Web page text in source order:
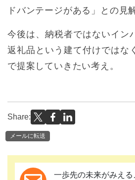
ドバンテージがある」との見
今後は、納税者ではないイン
返礼品という建て付けではな
で提案していきたい考え。
Share:
メールに転送
一歩先の未来がみえ